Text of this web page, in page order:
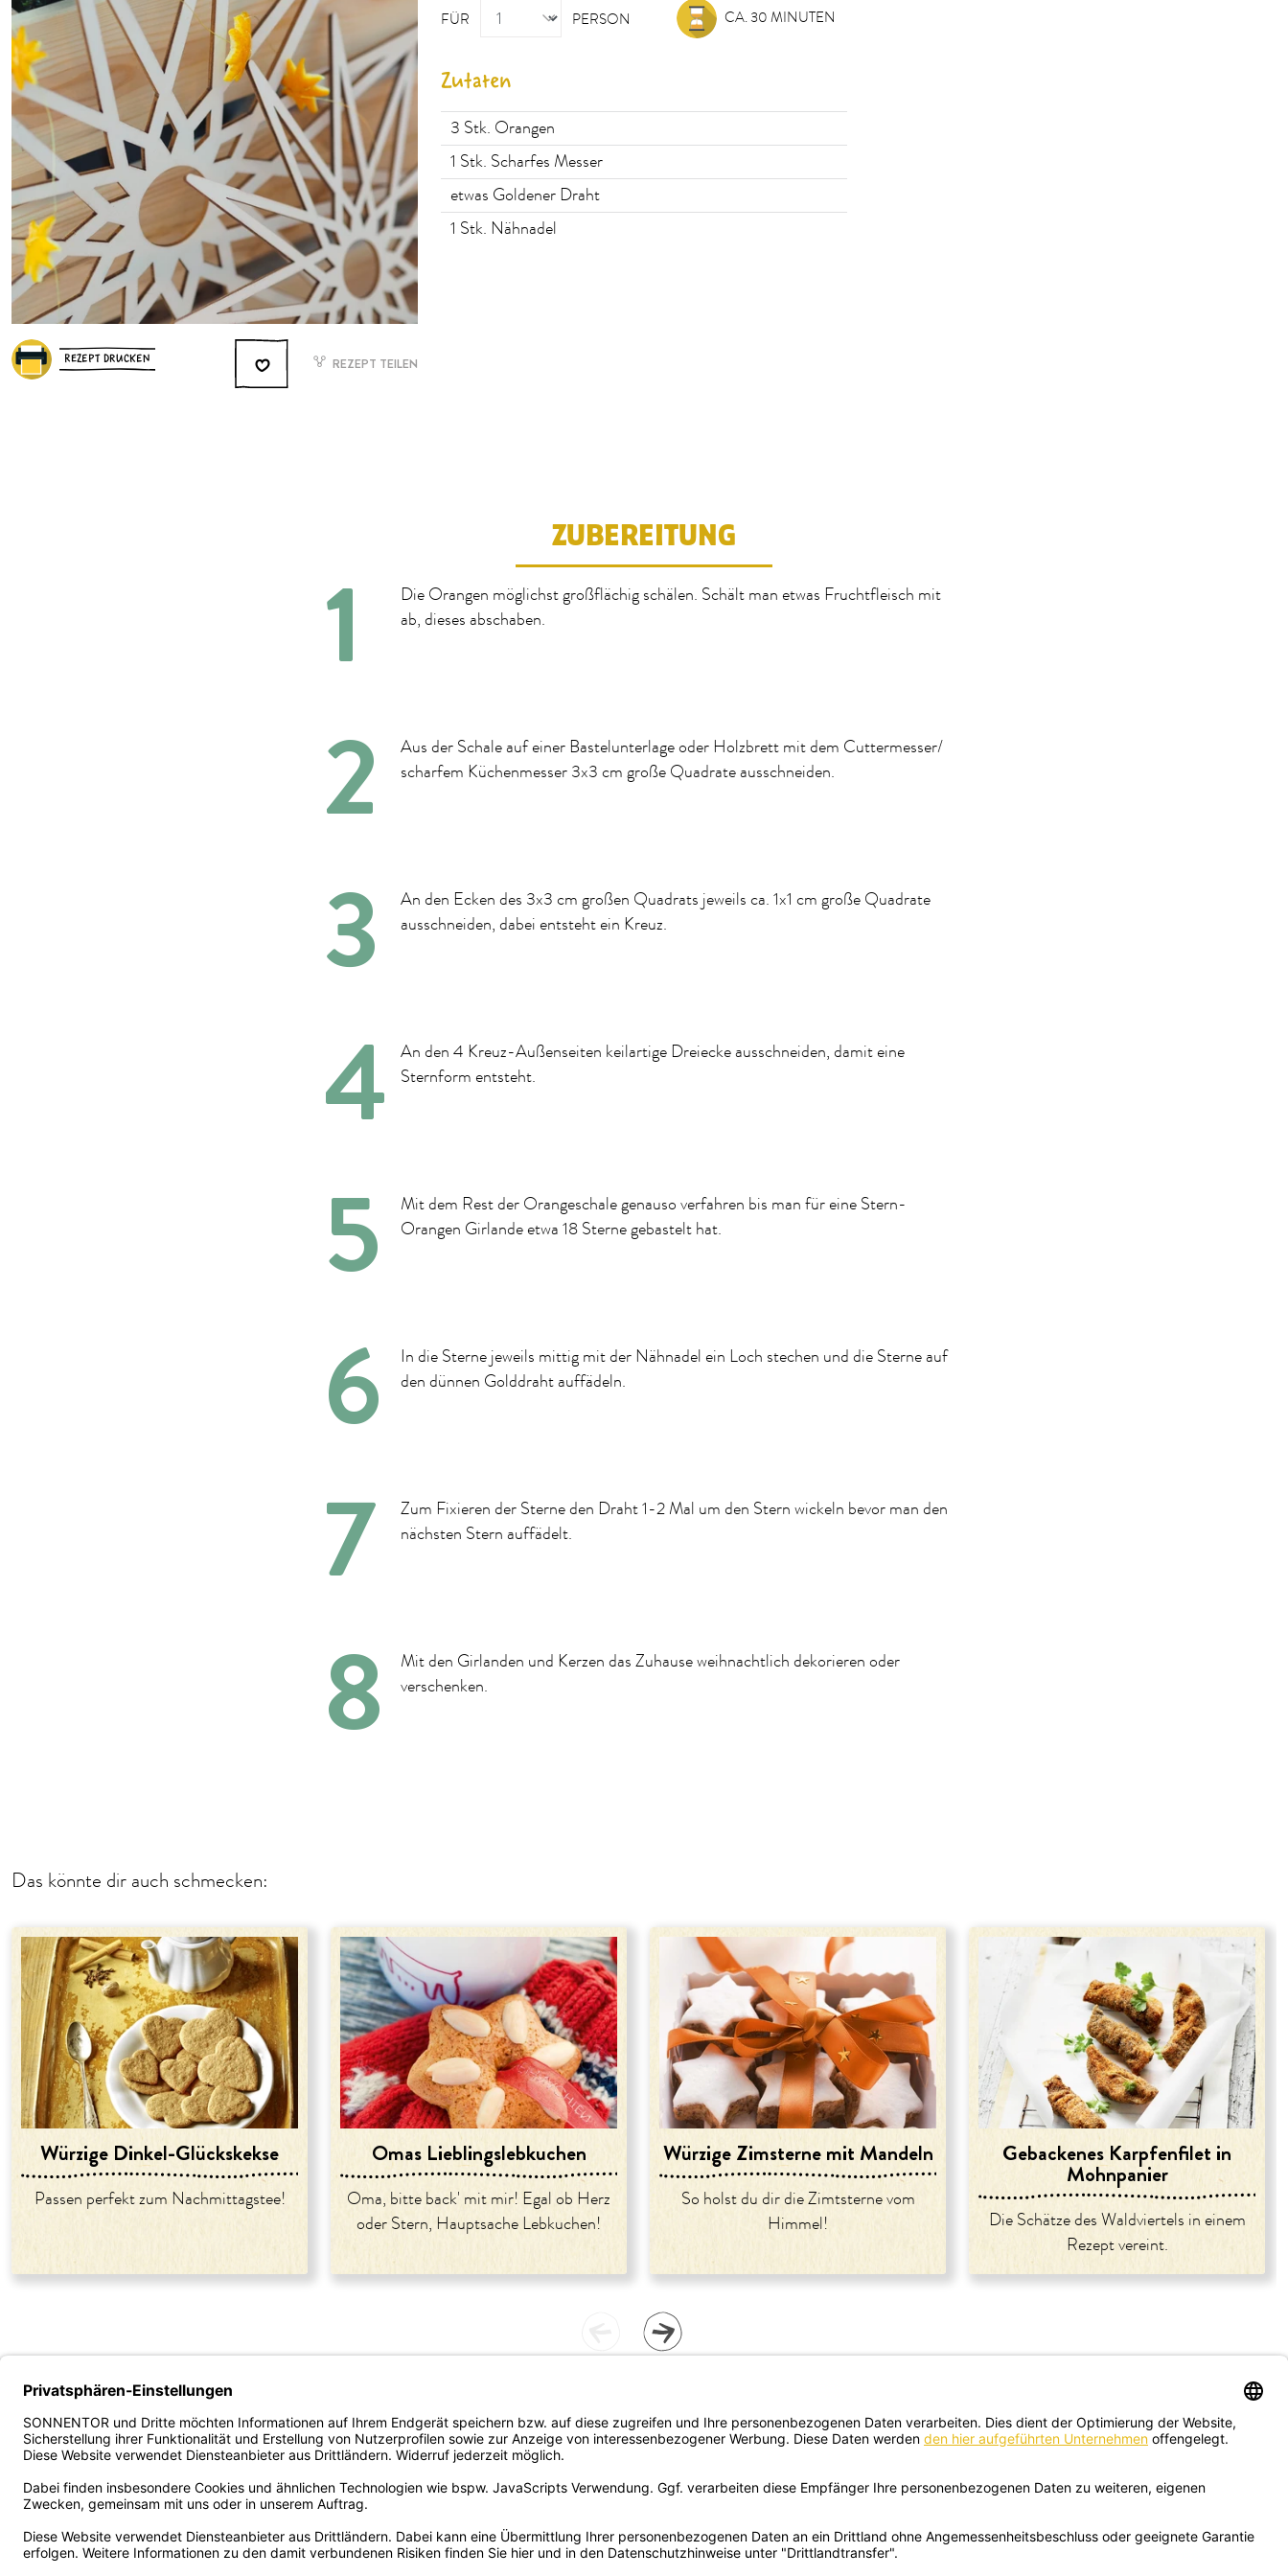
REZEPT DRUCKEN REZEPT TEILEN
FÜR
PERSON
PERSON CA. 30 MINUTEN
Zutaten
3 Stk. Orangen
1 Stk. Scharfes Messer
etwas Goldener Draht
1 Stk. Nähnadel
ZUBEREITUNG
Die Orangen möglichst großflächig schälen. Schält man etwas Fruchtfleisch mit
ab, dieses abschaben.
Aus der Schale auf einer Bastelunterlage oder Holzbrett mit dem Cuttermesser/
scharfem Küchenmesser 3x3 cm große Quadrate ausschneiden.
An den Ecken des 3x3 cm großen Quadrats jeweils ca. 1x1 cm große Quadrate
ausschneiden, dabei entsteht ein Kreuz.
An den 4 Kreuz-Außenseiten keilartige Dreiecke ausschneiden, damit eine
Sternform entsteht.
Mit dem Rest der Orangeschale genauso verfahren bis man für eine Stern-
Orangen Girlande etwa 18 Sterne gebastelt hat.
In die Sterne jeweils mittig mit der Nähnadel ein Loch stechen und die Sterne auf
den dünnen Golddraht auffädeln.
Zum Fixieren der Sterne den Draht 1-2 Mal um den Stern wickeln bevor man den
nächsten Stern auffädelt.
Mit den Girlanden und Kerzen das Zuhause weihnachtlich dekorieren oder
verschenken.
Das könnte dir auch schmecken:
Würzige Dinkel-Glückskekse
Passen perfekt zum Nachmittagstee!
Omas Lieblingslebkuchen
Oma, bitte back' mit mir! Egal ob Herz
oder Stern, Hauptsache Lebkuchen!
Würzige Zimsterne mit Mandeln
So holst du dir die Zimtsterne vom
Himmel!
Gebackenes Karpfenfilet in
Mohnpanier
Die Schätze des Waldviertels in einem
Rezept vereint.
Unternehmen
Über uns
Karriere
Presse
Kooperationen
Impressum
Service
Versand und Zahlung
FAQ/häufige Fragen
Kontakt
AGB
Widerruf/Retoure
B2B - Vertrieb
Fachhandel/Apotheke
Gastronomie
Bestellplattform-
ORDERLION
Firmengeschenke
Newsletter bestellen